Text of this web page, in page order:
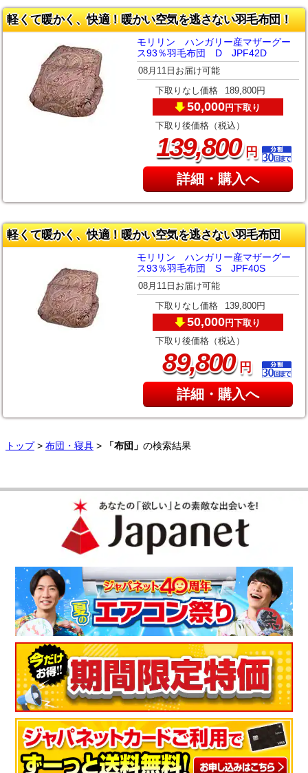
軽くて暖かく、快適！暖かい空気を逃さない羽毛布団！
モリリン ハンガリー産マザーグー
ス93％羽毛布団 D JPF42D
08月11日お届け可能
下取りなし価格 189,800円
50,000円下取り
下取り後価格（税込）
139,800円
詳細・購入へ
軽くて暖かく、快適！暖かい空気を逃さない羽毛布団
モリリン ハンガリー産マザーグー
ス93％羽毛布団 S JPF40S
08月11日お届け可能
下取りなし価格 139,800円
50,000円下取り
下取り後価格（税込）
89,800円
詳細・購入へ
トップ> 布団・寝具 > 「布団」 の検索結果